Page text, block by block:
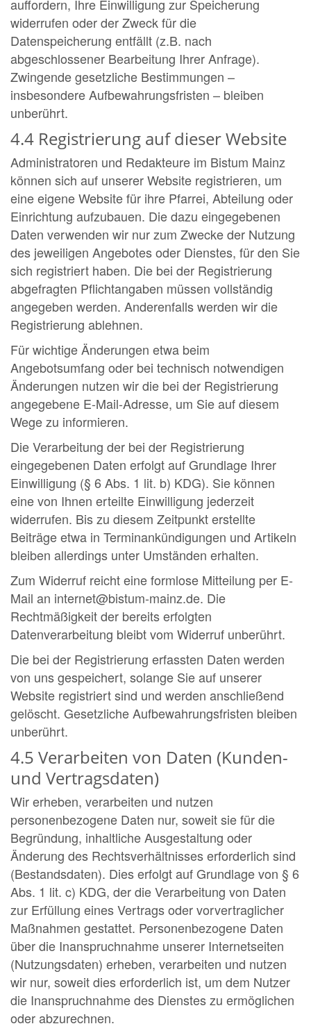
auffordern, Ihre Einwilligung zur Speicherung
widerrufen oder der Zweck für die
Datenspeicherung entfällt (z.B. nach
abgeschlossener Bearbeitung Ihrer Anfrage).
Zwingende gesetzliche Bestimmungen –
insbesondere Aufbewahrungsfristen – bleiben
unberührt.
4.4 Registrierung auf dieser Website
Administratoren und Redakteure im Bistum Mainz
können sich auf unserer Website registrieren, um
eine eigene Website für ihre Pfarrei, Abteilung oder
Einrichtung aufzubauen. Die dazu eingegebenen
Daten verwenden wir nur zum Zwecke der Nutzung
des jeweiligen Angebotes oder Dienstes, für den Sie
sich registriert haben. Die bei der Registrierung
abgefragten Pflichtangaben müssen vollständig
angegeben werden. Anderenfalls werden wir die
Registrierung ablehnen.
Für wichtige Änderungen etwa beim
Angebotsumfang oder bei technisch notwendigen
Änderungen nutzen wir die bei der Registrierung
angegebene E-Mail-Adresse, um Sie auf diesem
Wege zu informieren.
Die Verarbeitung der bei der Registrierung
eingegebenen Daten erfolgt auf Grundlage Ihrer
Einwilligung (§ 6 Abs. 1 lit. b) KDG). Sie können
eine von Ihnen erteilte Einwilligung jederzeit
widerrufen. Bis zu diesem Zeitpunkt erstellte
Beiträge etwa in Terminankündigungen und Artikeln
bleiben allerdings unter Umständen erhalten.
Zum Widerruf reicht eine formlose Mitteilung per E-
Mail an internet@bistum-mainz.de. Die
Rechtmäßigkeit der bereits erfolgten
Datenverarbeitung bleibt vom Widerruf unberührt.
Die bei der Registrierung erfassten Daten werden
von uns gespeichert, solange Sie auf unserer
Website registriert sind und werden anschließend
gelöscht. Gesetzliche Aufbewahrungsfristen bleiben
unberührt.
4.5 Verarbeiten von Daten (Kunden-
und Vertragsdaten)
Wir erheben, verarbeiten und nutzen
personenbezogene Daten nur, soweit sie für die
Begründung, inhaltliche Ausgestaltung oder
Änderung des Rechtsverhältnisses erforderlich sind
(Bestandsdaten). Dies erfolgt auf Grundlage von § 6
Abs. 1 lit. c) KDG, der die Verarbeitung von Daten
zur Erfüllung eines Vertrags oder vorvertraglicher
Maßnahmen gestattet. Personenbezogene Daten
über die Inanspruchnahme unserer Internetseiten
(Nutzungsdaten) erheben, verarbeiten und nutzen
wir nur, soweit dies erforderlich ist, um dem Nutzer
die Inanspruchnahme des Dienstes zu ermöglichen
oder abzurechnen.